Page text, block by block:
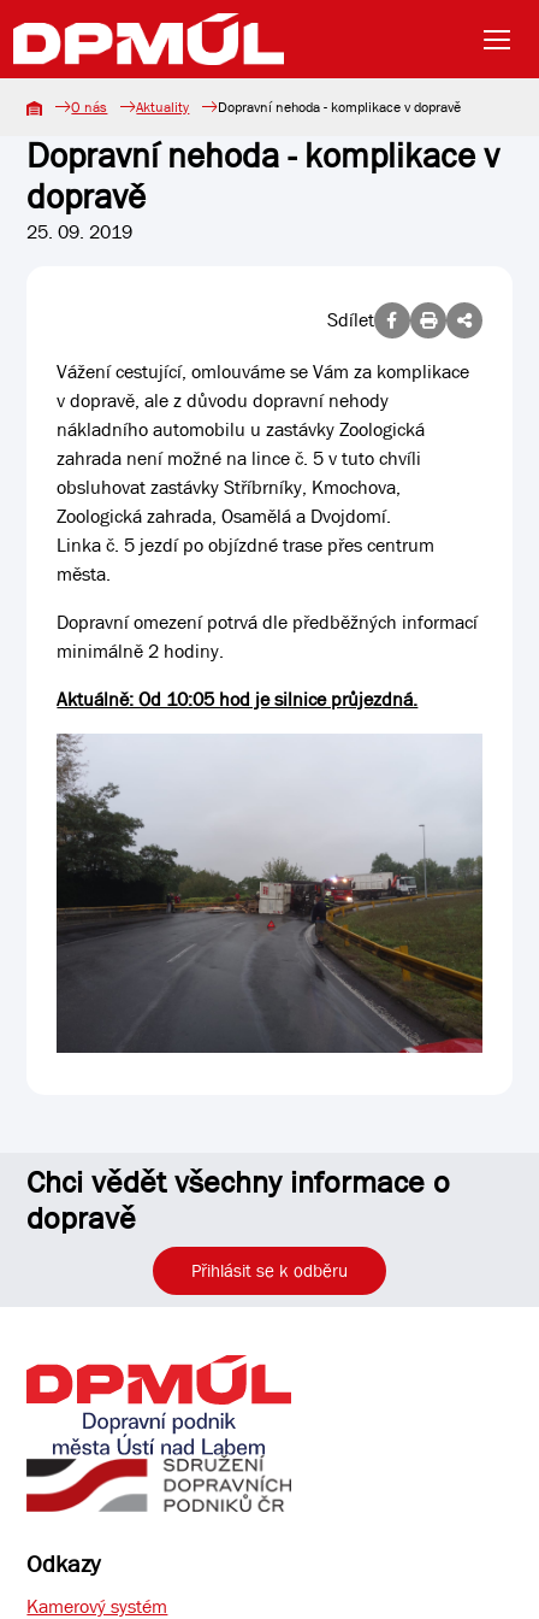
O nás Aktuality Dopravní nehoda - komplikace v dopravě
Dopravní nehoda - komplikace v
dopravě
25. 09. 2019
Sdílet
Vážení cestující, omlouváme se Vám za komplikace
v dopravě, ale z důvodu dopravní nehody
nákladního automobilu u zastávky Zoologická
zahrada není možné na lince č. 5 v tuto chvíli
obsluhovat zastávky Stříbrníky, Kmochova,
Zoologická zahrada, Osamělá a Dvojdomí.
Linka č. 5 jezdí po objízdné trase přes centrum
města.
Dopravní omezení potrvá dle předběžných informací
minimálně 2 hodiny.
Aktuálně: Od 10:05 hod je silnice průjezdná.
Chci vědět všechny informace o
dopravě
Přihlásit se k odběru
Odkazy
Kamerový systém